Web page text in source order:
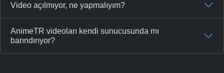
Bölüm No:
-Bölüm No: 47
-Bölüm No: 48
Video açılmıyor, ne yapmalıyım?
AnimeTR videoları kendi sunucusunda mı
barındırıyor?